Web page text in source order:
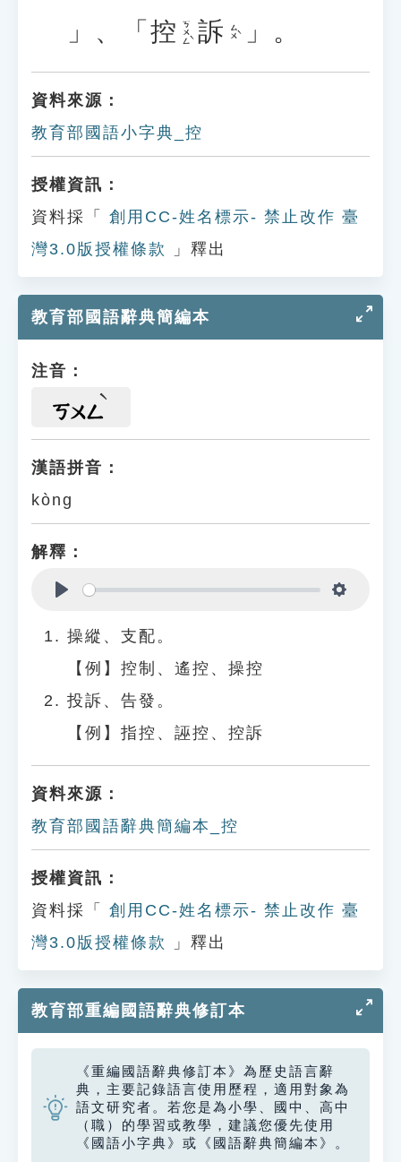
」、「 控 ㄎㄨㄥˋ 訴 ㄙㄨˋ 」。
資料來源：
教育部國語小字典_控
授權資訊：
資料採「
創用CC-姓名標示- 禁止改作 臺
灣3.0版授權條款
」釋出
教育部國語辭典簡編本
注音：
ㄎㄨㄥ
漢語拼音：
kòng
解釋：
操縱、支配。
【例】控制、遙控、操控
投訴、告發。
【例】指控、誣控、控訴
資料來源：
教育部國語辭典簡編本_控
授權資訊：
資料採「
創用CC-姓名標示- 禁止改作 臺
灣3.0版授權條款
」釋出
教育部重編國語辭典修訂本
《重編國語辭典修訂本》為歷史語言辭
典，主要記錄語言使用歷程，適用對象為
語文研究者。若您是為小學、國中、高中
（職）的學習或教學，建議您優先使用
《國語小字典》或《國語辭典簡編本》。